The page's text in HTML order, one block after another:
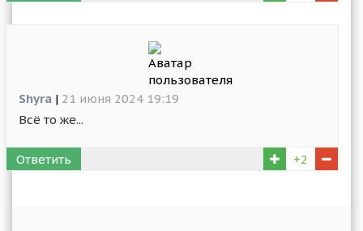
Shyra | 21 июня 2024 19:19
Всё то же...
Ответить +2